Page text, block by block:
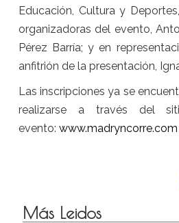
Educación, Cultura y
organizadoras del evento,
Pérez Barría; y en
anfitrión de la presentación,
Las inscripciones ya se
realizarse a través del
evento: www.madryncorre.com
Más Leidos